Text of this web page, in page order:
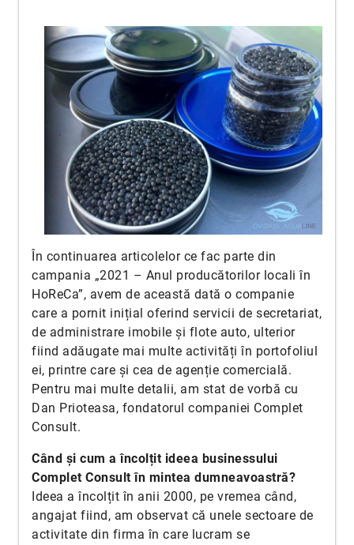
În continuarea articolelor ce fac parte din
campania „2021 – Anul producătorilor locali în
HoReCa”, avem de această dată o companie
care a pornit inițial oferind servicii de secretariat,
de administrare imobile și flote auto, ulterior
fiind adăugate mai multe activități în portofoliul
ei, printre care și cea de agenție comercială.
Pentru mai multe detalii, am stat de vorbă cu
Dan Prioteasa, fondatorul companiei Complet
Consult.
Când și cum a încolțit ideea businessului
Complet Consult în mintea dumneavoastră?
Ideea a încolțit în anii 2000, pe vremea când,
angajat fiind, am observat că unele sectoare de
activitate din firma în care lucram se